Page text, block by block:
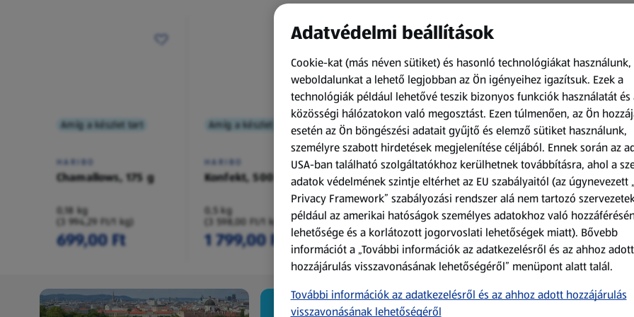
Amíg a készlet tart
HARIBO
Chamallows, 175 g
0,18 kg
(3 994,29 Ft/1 kg)
699,00 Ft
Amíg a készlet tart
HARIBO
Konfekt, 500 g
0,5 kg
(3 598,00 Ft/1 kg)
1 799,00 Ft
Amíg a készlet tart
Mágneses úti játék
1 Készlet
(2 499,00 Ft/1 Készlet)
2 499,00 Ft
Amíg a készlet tart
Kreatív játék
1 Csomag
(799,00 Ft/1 Csomag)
799,00 Ft
Adatvédelmi beállítások
Cookie-kat (más néven sütiket) és hasonló technológiákat
weboldalunkat a lehető legjobban az Ön igényeihez igazítsuk. Ezek a
technológiák például lehetővé teszik bizonyos funkciók használatát és
közösségi hálózatokon való megosztást. Ezen túlmenően, az Ön
esetén az Ön böngészési adatait gyűjtő és elemző sütiket használunk,
személyre szabott hirdetések megjelenítése céljából. Ennek során az
USA-ban található szolgáltatókhoz kerülhetnek továbbításra, ahol a
adatok védelmének szintje eltérhet az EU szabályaitól (az úgynevezett
Privacy Framework” szabályozási rendszer alá nem tartozó
például az amerikai hatóságok személyes adatokhoz való
lehetősége és a korlátozott jogorvoslati lehetőségek miatt). Bővebb
információt a „További információk az adatkezelésről és az ahhoz adott
hozzájárulás visszavonásának lehetőségéről” menüpont alatt talál.
További információk az adatkezelésről és az ahhoz adott hozzájárulás
visszavonásának lehetőségéről